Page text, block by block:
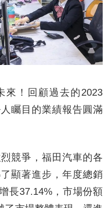
！回顧過去的2023
矚目的業績報告圓滿
爭，福田汽車的各
顯著進步，年度總銷
長37.14%，市場份額